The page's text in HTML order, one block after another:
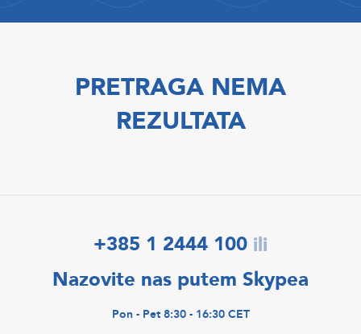
PRETRAGA NEMA
REZULTATA
+385 1 2444 100 ili
Nazovite nas putem Skypea
Pon - Pet 8:30 - 16:30 CET